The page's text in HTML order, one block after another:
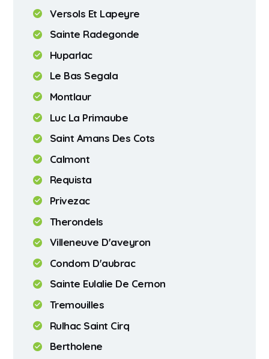
Versols Et Lapeyre
Sainte Radegonde
Huparlac
Le Bas Segala
Montlaur
Luc La Primaube
Saint Amans Des Cots
Calmont
Requista
Privezac
Therondels
Villeneuve D'aveyron
Condom D'aubrac
Sainte Eulalie De Cernon
Tremouilles
Rulhac Saint Cirq
Bertholene